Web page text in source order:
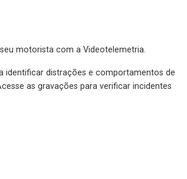
motorista com a Videotelemetria.
identificar distrações e comportamentos de
as gravações para verificar incidentes